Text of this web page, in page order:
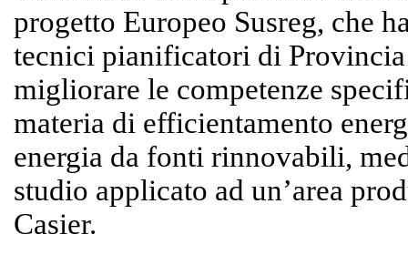
progetto Europeo Susreg, che
tecnici pianificatori di
migliorare le competenze
materia di efficientamento
energia da fonti rinnovabili,
studio applicato ad un’area
Casier.